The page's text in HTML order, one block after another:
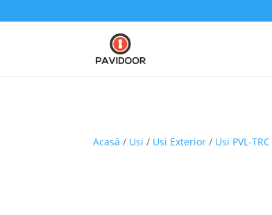
Acasă / Usi / Usi Exterior / Usi PVL-TRC